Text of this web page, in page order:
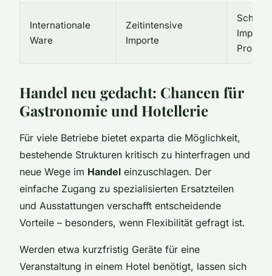
Internationale
Ware
Zeitintensive
Importe
Import/
Prozess
Handel neu gedacht: Chancen für
Gastronomie und Hotellerie
Für viele Betriebe bietet exparta die Möglichkeit,
bestehende Strukturen kritisch zu hinterfragen und
neue Wege im Handel einzuschlagen. Der
einfache Zugang zu spezialisierten Ersatzteilen
und Ausstattungen verschafft entscheidende
Vorteile – besonders, wenn Flexibilität gefragt ist.
Werden etwa kurzfristig Geräte für eine
Veranstaltung in einem Hotel benötigt, lassen sich